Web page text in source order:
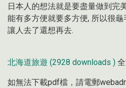
日本人的想法就是要盡量做到完
能有多方便就要多方便, 所以很
讓人去了還想再去.
北海道旅遊 (2928 downloads )
如無法下載pdf檔，請電郵